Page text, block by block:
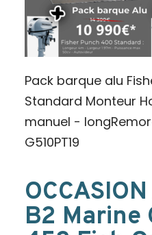
Pack barque alu
Standard Monteur
manuel -
G510PT19
B2 Marine